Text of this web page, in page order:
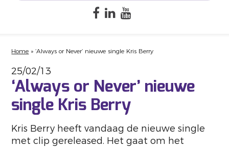
Home »‘Always or Never’ nieuwe single Kris Berry
25/02/13
‘Always or Never’ nieuwe
single Kris Berry
Kris Berry heeft vandaag de nieuwe single
met clip gereleased. Het gaat om het